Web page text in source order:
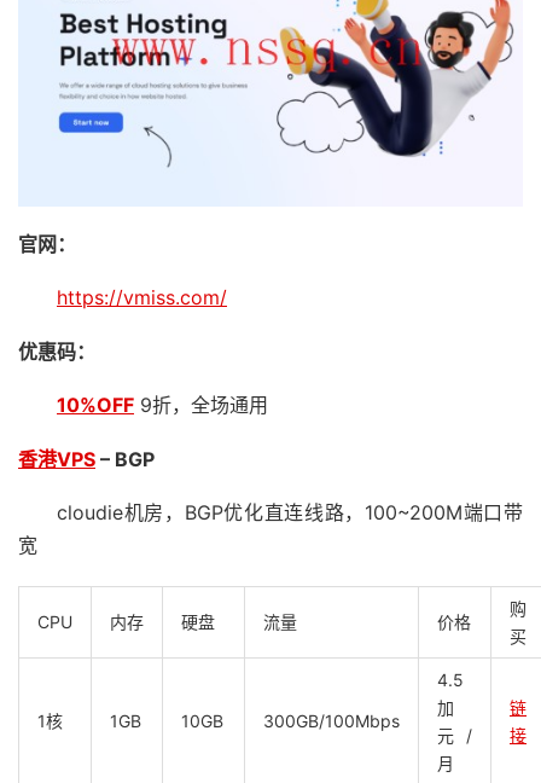
官网：
https://vmiss.com/
优惠码：
10%OFF 9折，全场通用
香港VPS – BGP
cloudie机房，BGP优化直连线路，100~200M端口带
宽
CPU 内存 硬盘 流量 价格
购
买
1核 1GB 10GB 300GB/100Mbps
4.5
加
元/
月
链
接